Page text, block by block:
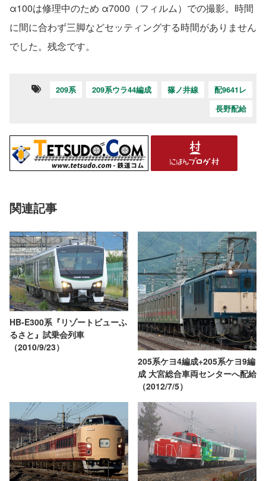
α100は修理中のため α7000（フィルム）での撮影。時間
に間に合わず三脚などセッティングする時間がありません
でした。残念です。
209系 209系ウラ44編成 篠ノ井線
配9641レ
長野配給
関連記事
HB-E300系『リゾートビューふ
るさと』試乗会列車
（2010/9/23）
205系ケヨ4編成+205系ケヨ9編
成 大宮総合車両センターへ配給
（2012/7/5）